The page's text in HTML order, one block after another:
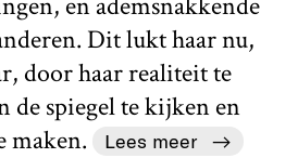
Dit lukt haar nu,
door haar realiteit te
de spiegel te kijken en
maken.
Lees meer